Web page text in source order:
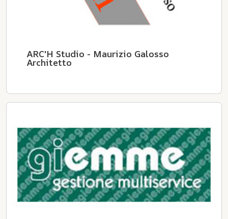
ARC'H Studio - Maurizio Galosso
Architetto